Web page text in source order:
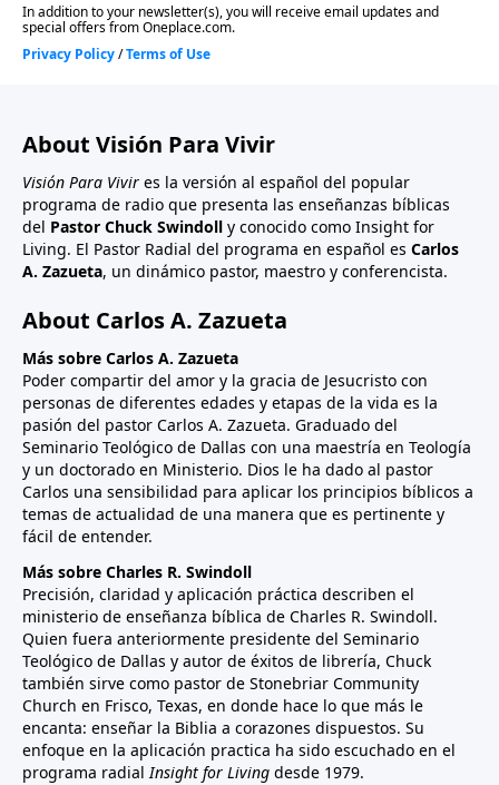
About Visión Para Vivir
Visión Para Vivir es la versión al español del popular
programa de radio que presenta las enseñanzas bíblicas
del Pastor Chuck Swindoll y conocido como Insight for
Living. El Pastor Radial del programa en español es Carlos
A. Zazueta, un dinámico pastor, maestro y conferencista.
About Carlos A. Zazueta
Más sobre Carlos A. Zazueta
Poder compartir del amor y la gracia de Jesucristo con
personas de diferentes edades y etapas de la vida es la
pasión del pastor Carlos A. Zazueta. Graduado del
Seminario Teológico de Dallas con una maestría en Teología
y un doctorado en Ministerio. Dios le ha dado al pastor
Carlos una sensibilidad para aplicar los principios bíblicos a
temas de actualidad de una manera que es pertinente y
fácil de entender.
Más sobre Charles R. Swindoll
Precisión, claridad y aplicación práctica describen el
ministerio de enseñanza bíblica de Charles R. Swindoll.
Quien fuera anteriormente presidente del Seminario
Teológico de Dallas y autor de éxitos de librería, Chuck
también sirve como pastor de Stonebriar Community
Church en Frisco, Texas, en donde hace lo que más le
encanta: enseñar la Biblia a corazones dispuestos. Su
enfoque en la aplicación practica ha sido escuchado en el
programa radialInsight for Living desde 1979.